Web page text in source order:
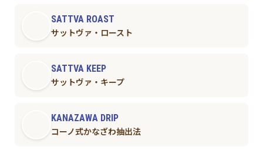
SATTVA ROAST
サットヴァ・ロースト
SATTVA KEEP
サットヴァ・キープ
KANAZAWA DRIP
コーノ式かなざわ抽出法